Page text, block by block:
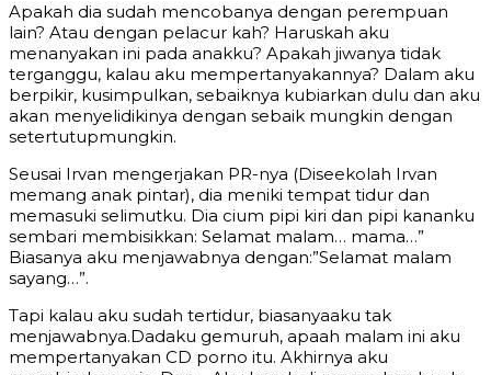
Apakah dia sudah mencobanya dengan perempuan
lain? Atau dengan pelacur kah? Haruskah aku
menanyakan ini pada anakku? Apakah jiwanya tidak
terganggu, kalau aku mempertanyakannya? Dalam aku
berpikir, kusimpulkan, sebaiknya kubiarkan dulu dan aku
akan menyelidikinya dengan sebaik mungkin dengan
setertutupmungkin.
Seusai Irvan mengerjakan PR-nya (Diseekolah Irvan
memang anak pintar), dia meniki tempat tidur dan
memasuki selimutku. Dia cium pipi kiri dan pipi kananku
sembari membisikkan: Selamat malam… mama…”
Biasanya aku menjawabnya dengan:”Selamat malam
sayang…”.
Tapi kalau aku sudah tertidur, biasanyaaku tak
menjawabnya.Dadaku gemuruh, apaah malam ini aku
mempertanyakan CD porno itu. Akhirnya aku